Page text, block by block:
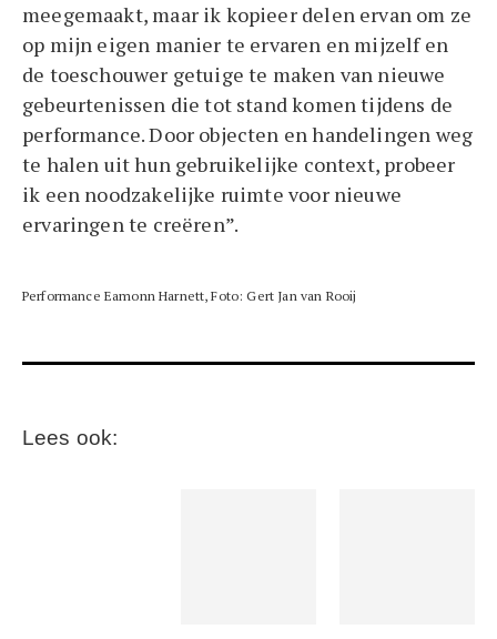
meegemaakt, maar ik kopieer delen ervan om ze
op mijn eigen manier te ervaren en mijzelf en
de toeschouwer getuige te maken van nieuwe
gebeurtenissen die tot stand komen tijdens de
performance. Door objecten en handelingen weg
te halen uit hun gebruikelijke context, probeer
ik een noodzakelijke ruimte voor nieuwe
ervaringen te creëren”.
Performance Eamonn Harnett, Foto: Gert Jan van Rooij
Lees ook: